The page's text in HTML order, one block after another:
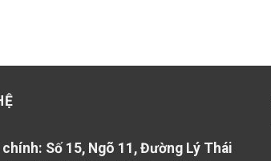
Số 15, Ngõ 11, Đường Lý Thái